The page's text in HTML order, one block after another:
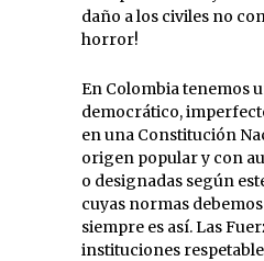
daño a los civiles no
horror!
En Colombia tenemos
democrático,
en una Constitución
origen popular y con
o designadas según
cuyas normas
siempre es así. Las
instituciones